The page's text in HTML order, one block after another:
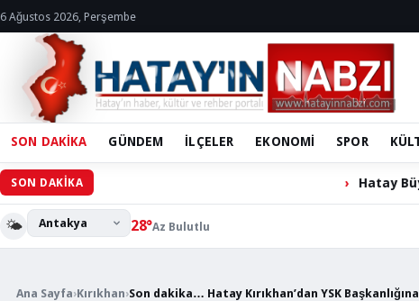
6 Ağustos 2026, Perşembe
SON DAKİKA GÜNDEM İLÇELER EKONOMİ SPOR
SON DAKİKA Hatay Büyükşehir Belediyesi
🌤️ 28°Az Bulutlu
Ana Sayfa›Kırıkhan›Son dakika… Hatay Kırıkhan’dan YSK